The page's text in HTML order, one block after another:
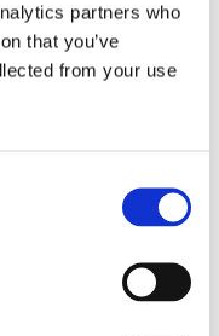
partners who
that you’ve
from your use
väg för